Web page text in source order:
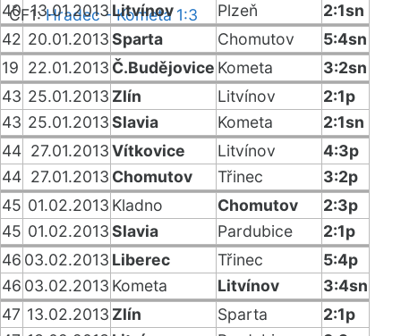
ČF1:Hradec - Kometa 1:3
40 13.01.2013Litvínov Plzeň
2:1sn
42 20.01.2013Sparta Chomutov
5:4sn
19 22.01.2013 Č.Budějovice Kometa
3:2sn
43 25.01.2013 Zlín Litvínov
2:1p
43 25.01.2013Slavia Kometa
2:1sn
44 27.01.2013Vítkovice Litvínov
4:3p
44 27.01.2013 Chomutov Třinec
3:2p
45 01.02.2013 Kladno Chomutov
2:3p
45 01.02.2013Slavia Pardubice
2:1p
46 03.02.2013 Liberec Třinec
5:4p
46 03.02.2013 Kometa Litvínov
3:4sn
47 13.02.2013 Zlín Sparta
2:1p